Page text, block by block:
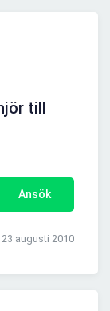
till
Ansök
23 augusti 2010